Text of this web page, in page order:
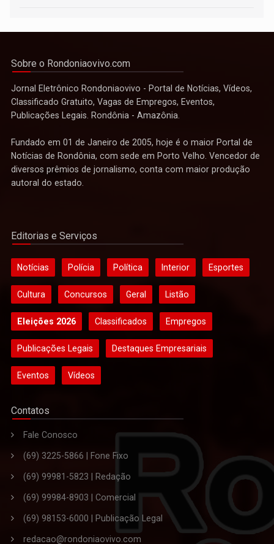
Sobre o Rondoniaovivo.com
Jornal Eletrônico Rondoniaovivo - Portal de Notícias, Vídeos,
Classificado Gratuito, Vagas de Empregos, Eventos,
Publicações Legais. Rondônia - Amazônia.
Fundado em 01 de Janeiro de 2005, hoje é o maior Portal de
Notícias de Rondônia, com sede em Porto Velho. Vencedor de
diversos prêmios de jornalismo, conta com maior produção
autoral do estado.
Editorias e Serviços
Notícias Polícia Política Interior Esportes
Cultura Concursos Geral Listão
Eleições 2026 Classificados Empregos
Publicações Legais Destaques Empresariais
Eventos Vídeos
Contatos
Fale Conosco
(69) 3225-5866 | Fone Fixo
(69) 99981-5823 | Redação
(69) 99984-8903 | Comercial
(69) 98153-6000 | Publicação Legal
redacao@rondoniaovivo.com